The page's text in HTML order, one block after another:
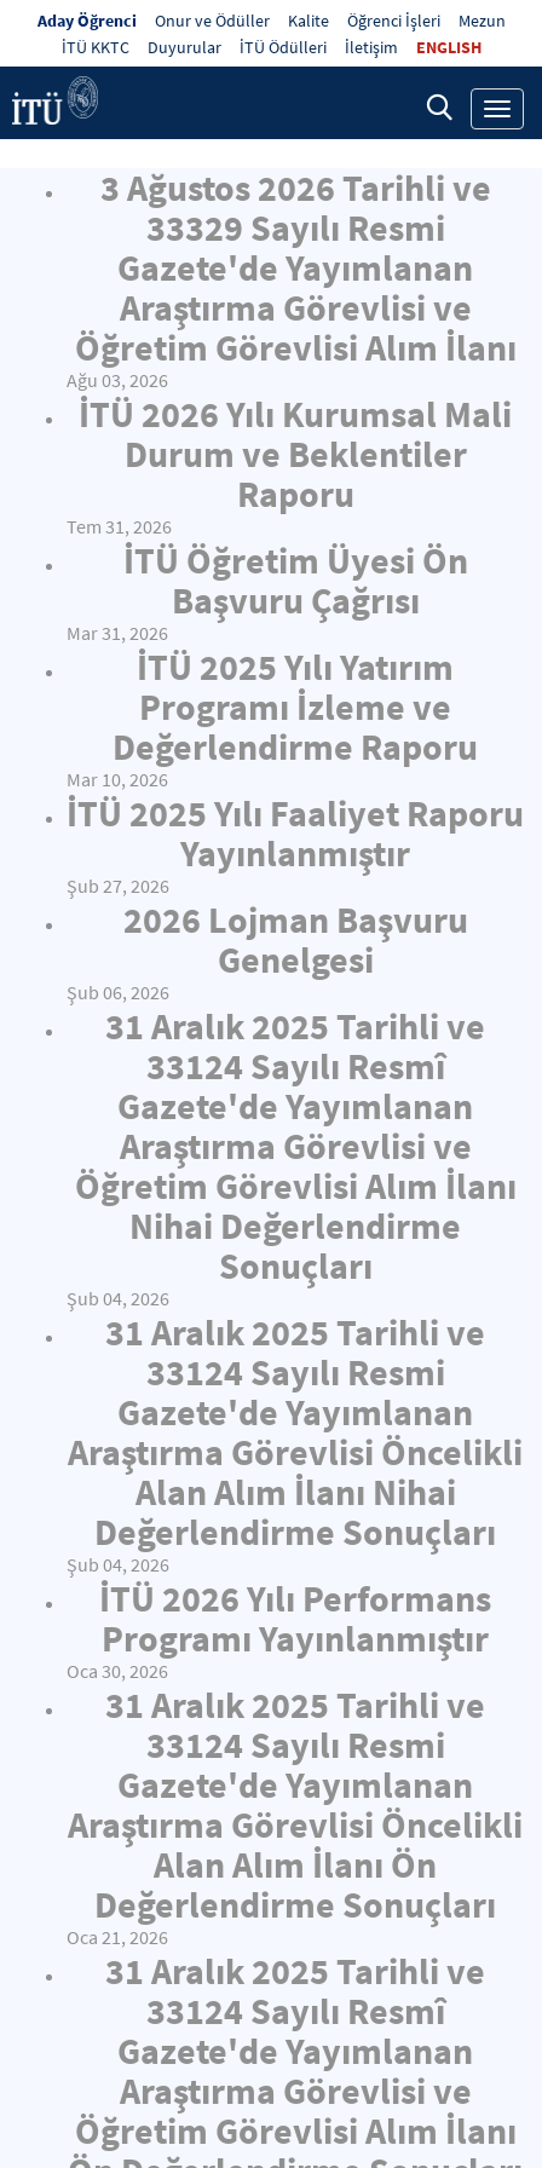
Aday Öğrenci Onur ve Ödüller Kalite Öğrenci İşleri
Mezun
İTÜ KKTC
Duyurular İTÜ Ödülleri İletişim ENGLISH
3 Ağustos 2026 Tarihli ve
33329 Sayılı Resmi
Gazete'de Yayımlanan
Araştırma Görevlisi ve
Öğretim Görevlisi Alım İlanı
Ağu 03, 2026
İTÜ 2026 Yılı Kurumsal Mali
Durum ve Beklentiler
Raporu
Tem 31, 2026
İTÜ Öğretim Üyesi Ön
Başvuru Çağrısı
Mar 31, 2026
İTÜ 2025 Yılı Yatırım
Programı İzleme ve
Değerlendirme Raporu
Mar 10, 2026
İTÜ 2025 Yılı Faaliyet Raporu
Yayınlanmıştır
Şub 27, 2026
2026 Lojman Başvuru
Genelgesi
Şub 06, 2026
31 Aralık 2025 Tarihli ve
33124 Sayılı Resmî
Gazete'de Yayımlanan
Araştırma Görevlisi ve
Öğretim Görevlisi Alım İlanı
Nihai Değerlendirme
Sonuçları
Şub 04, 2026
31 Aralık 2025 Tarihli ve
33124 Sayılı Resmi
Gazete'de Yayımlanan
Araştırma Görevlisi Öncelikli
Alan Alım İlanı Nihai
Değerlendirme Sonuçları
Şub 04, 2026
İTÜ 2026 Yılı Performans
Programı Yayınlanmıştır
Oca 30, 2026
31 Aralık 2025 Tarihli ve
33124 Sayılı Resmi
Gazete'de Yayımlanan
Araştırma Görevlisi Öncelikli
Alan Alım İlanı Ön
Değerlendirme Sonuçları
Oca 21, 2026
31 Aralık 2025 Tarihli ve
33124 Sayılı Resmî
Gazete'de Yayımlanan
Araştırma Görevlisi ve
Öğretim Görevlisi Alım İlanı